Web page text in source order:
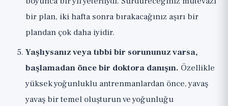
bir plan, iki hafta sonra bırakacağınız aşırı bir
plandan çok daha iyidir.
Yaşlıysanız veya tıbbi bir sorununuz varsa,
başlamadan önce bir doktora danışın. Özellikle
yüksek yoğunluklu antrenmanlardan önce, yavaş
yavaş bir temel oluşturun ve yoğunluğu